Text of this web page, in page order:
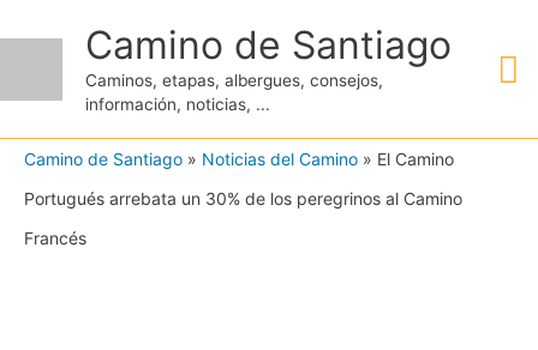
contenido
Camino de Santiago
Caminos, etapas, albergues, consejos,
información, noticias, ...
Camino de Santiago » Noticias del Camino » El Camino
Portugués arrebata un 30% de los peregrinos al Camino
Francés